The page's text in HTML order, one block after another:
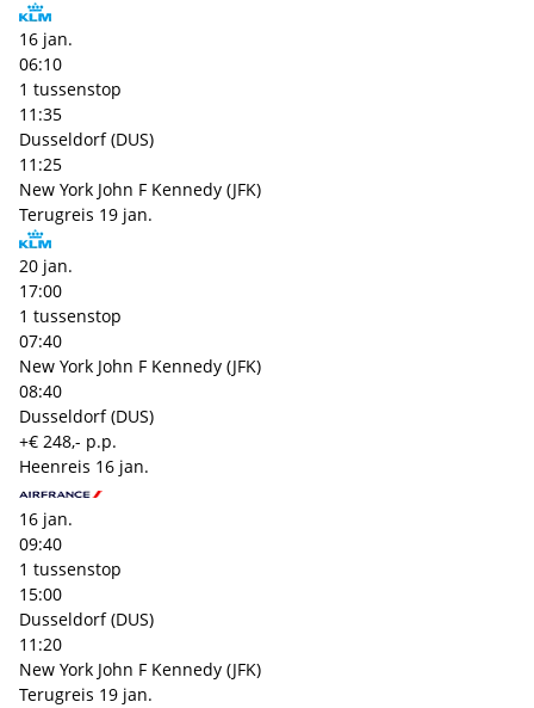
16 jan.
06:10
1 tussenstop
11:35
Dusseldorf (DUS)
11:25
New York John F Kennedy (JFK)
Terugreis 19 jan.
20 jan.
17:00
1 tussenstop
07:40
New York John F Kennedy (JFK)
08:40
Dusseldorf (DUS)
+€ 248,- p.p.
Heenreis 16 jan.
16 jan.
09:40
1 tussenstop
15:00
Dusseldorf (DUS)
11:20
New York John F Kennedy (JFK)
Terugreis 19 jan.